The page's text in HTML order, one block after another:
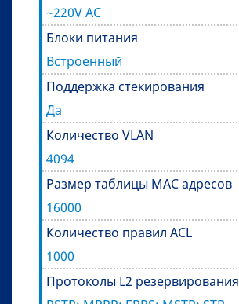
~220V AC
Блоки питания
Встроенный
Поддержка стекирования
Да
Количество VLAN
4094
Размер таблицы MAC адресов
16000
Количество правил ACL
1000
Протоколы L2 резервирования